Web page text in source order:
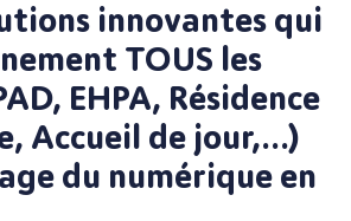
innovantes qui
TOUS les
EHPA, Résidence
Accueil de jour,…)
du numérique en